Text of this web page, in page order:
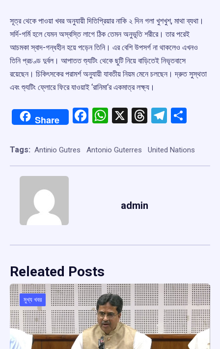
সূত্র থেকে পাওয়া খবর অনুযায়ী দিতিপ্রিয়ার নাকি ২ দিন গলা খুশখুশ, মাথা ব্যথা।
সর্দি-গর্মি হলে যেমন অস্বস্তি লাগে ঠিক তেমন অনুভূতি শরীরে। তার পরেই
আচমকা স্বাদ-গন্ধহীন হয়ে পড়েন তিনি। এর বেশি উপসর্গ না থাকলেও এখনও
তিনি প্রচণ্ড দুর্বল। আপাতত শ্যুটিং থেকে ছুটি নিয়ে বাড়িতেই নিভৃতবাসে
রয়েছেন। চিকিৎসকের পরামর্শ অনুযায়ী যাবতীয় নিয়ম মেনে চলছেন। দ্রুত সুস্থতা
এবং শ্যুটিং ফ্লোরে ফিরে যাওয়াই ‘রানিমা‘র একমাত্র লক্ষ্য।
Share Facebook
WhatsApp
X Threads
Tags: Antinio Gutres Antonio Guterres United Nations
admin
Releated Posts
মুখ্য খবর